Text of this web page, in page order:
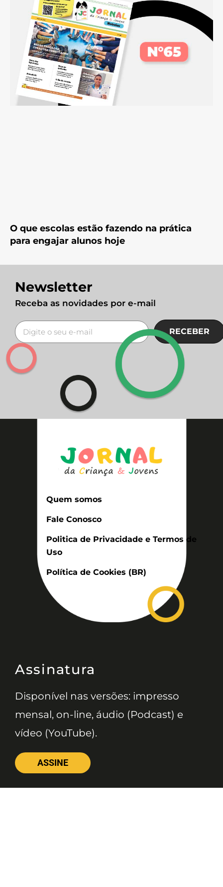
O que escolas estão fazendo na prática
para engajar alunos hoje
Newsletter
Receba as novidades por e-mail
RECEBER
Quem somos
Fale Conosco
Politica de Privacidade e Termos de
Uso
Política de Cookies (BR)
Assinatura
Disponível nas versões: impresso
mensal, on-line, áudio (Podcast) e
vídeo (YouTube).
ASSINE